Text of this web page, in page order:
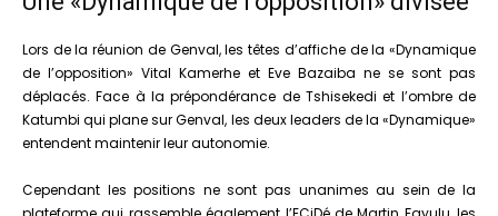
Lors de la réunion de Genval, les têtes d’affiche de la «Dynamique
de l’opposition» Vital Kamerhe et Eve Bazaiba ne se sont pas
déplacés. Face à la prépondérance de Tshisekedi et l’ombre de
Katumbi qui plane sur Genval, les deux leaders de la «Dynamique»
entendent maintenir leur autonomie.
Cependant les positions ne sont pas unanimes au sein de la